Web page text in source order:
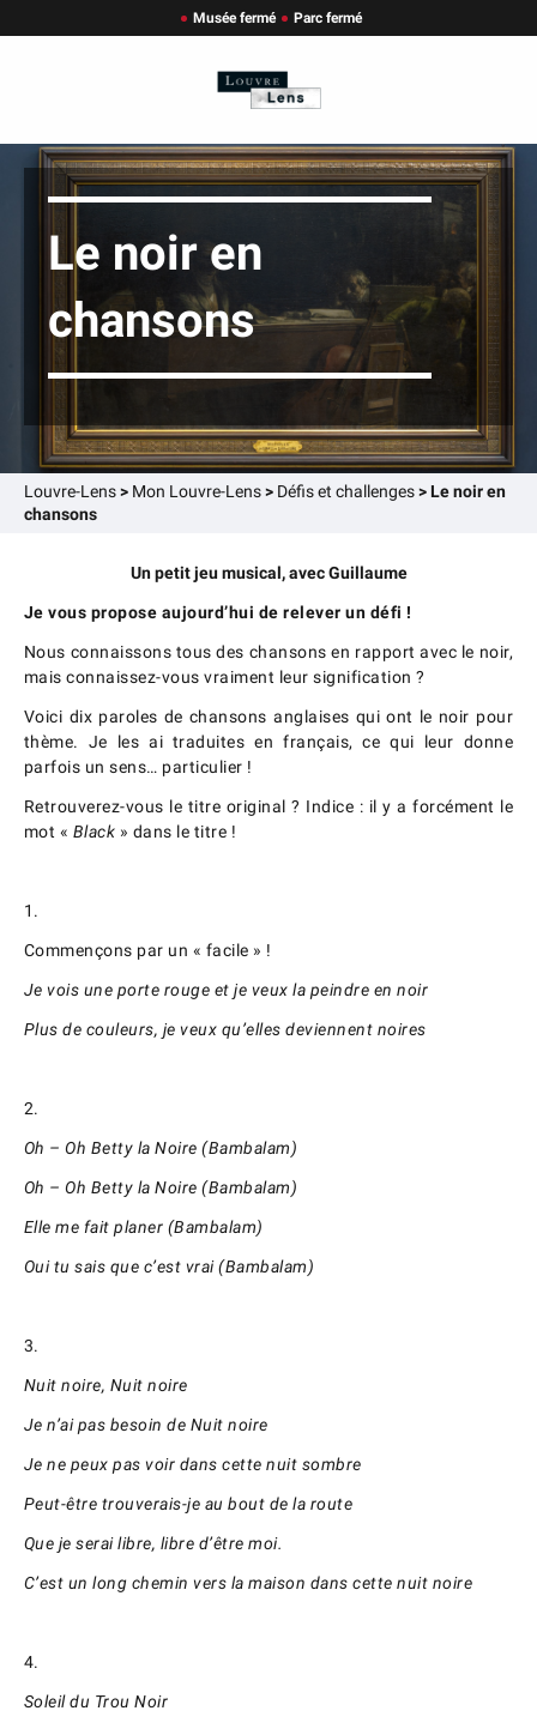
Musée fermé Parc fermé
Le noir en
chansons
Louvre-Lens> Mon Louvre-Lens> Défis et challenges>Le noir en
chansons
Un petit jeu musical, avec Guillaume
Je vous propose aujourd’hui de relever un défi !
Nous connaissons tous des chansons en rapport avec le noir,
mais connaissez-vous vraiment leur signification ?
Voici dix paroles de chansons anglaises qui ont le noir pour
thème. Je les ai traduites en français, ce qui leur donne
parfois un sens… particulier !
Retrouverez-vous le titre original ? Indice : il y a forcément le
mot « Black » dans le titre !
1.
Commençons par un « facile » !
Je vois une porte rouge et je veux la peindre en noir
Plus de couleurs, je veux qu’elles deviennent noires
2.
Oh – Oh Betty la Noire (Bambalam)
Oh – Oh Betty la Noire (Bambalam)
Elle me fait planer (Bambalam)
Oui tu sais que c’est vrai (Bambalam)
3.
Nuit noire, Nuit noire
Je n’ai pas besoin de Nuit noire
Je ne peux pas voir dans cette nuit sombre
Peut-être trouverais-je au bout de la route
Que je serai libre, libre d’être moi.
C’est un long chemin vers la maison dans cette nuit noire
4.
Soleil du Trou Noir